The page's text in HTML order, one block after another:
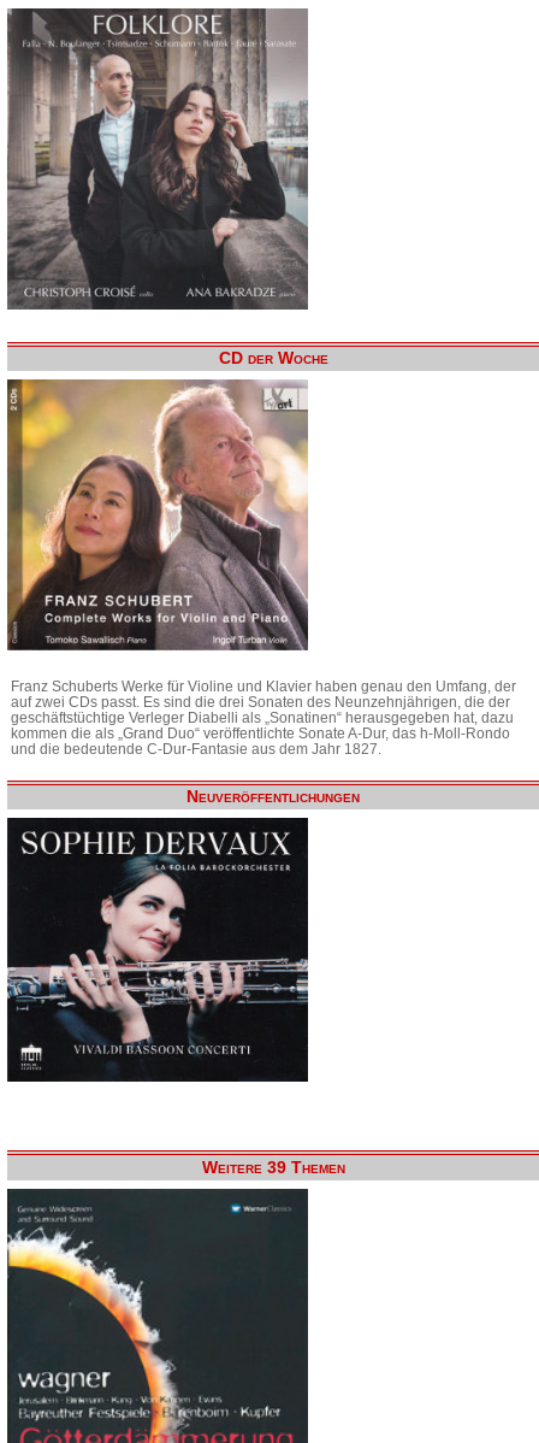
CD der Woche
Franz Schuberts Werke für Violine und Klavier haben genau den Umfang, der
auf zwei CDs passt. Es sind die drei Sonaten des Neunzehnjährigen, die der
geschäftstüchtige Verleger Diabelli als „Sonatinen“ herausgegeben hat, dazu
kommen die als „Grand Duo“ veröffentlichte Sonate A-Dur, das h-Moll-Rondo
und die bedeutende C-Dur-Fantasie aus dem Jahr 1827.
Neuveröffentlichungen
Weitere 39 Themen